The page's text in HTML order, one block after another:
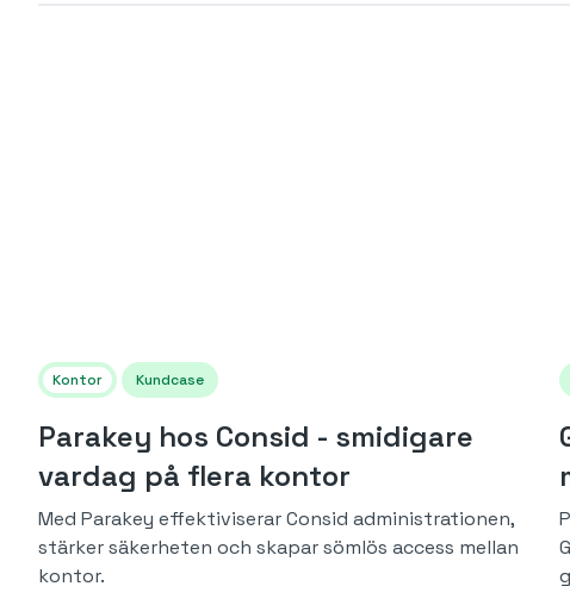
Kontor Kundcase
Parakey hos Consid - smidigare
vardag på flera kontor
Med Parakey effektiviserar Consid administrationen,
stärker säkerheten och skapar sömlös access mellan
kontor.